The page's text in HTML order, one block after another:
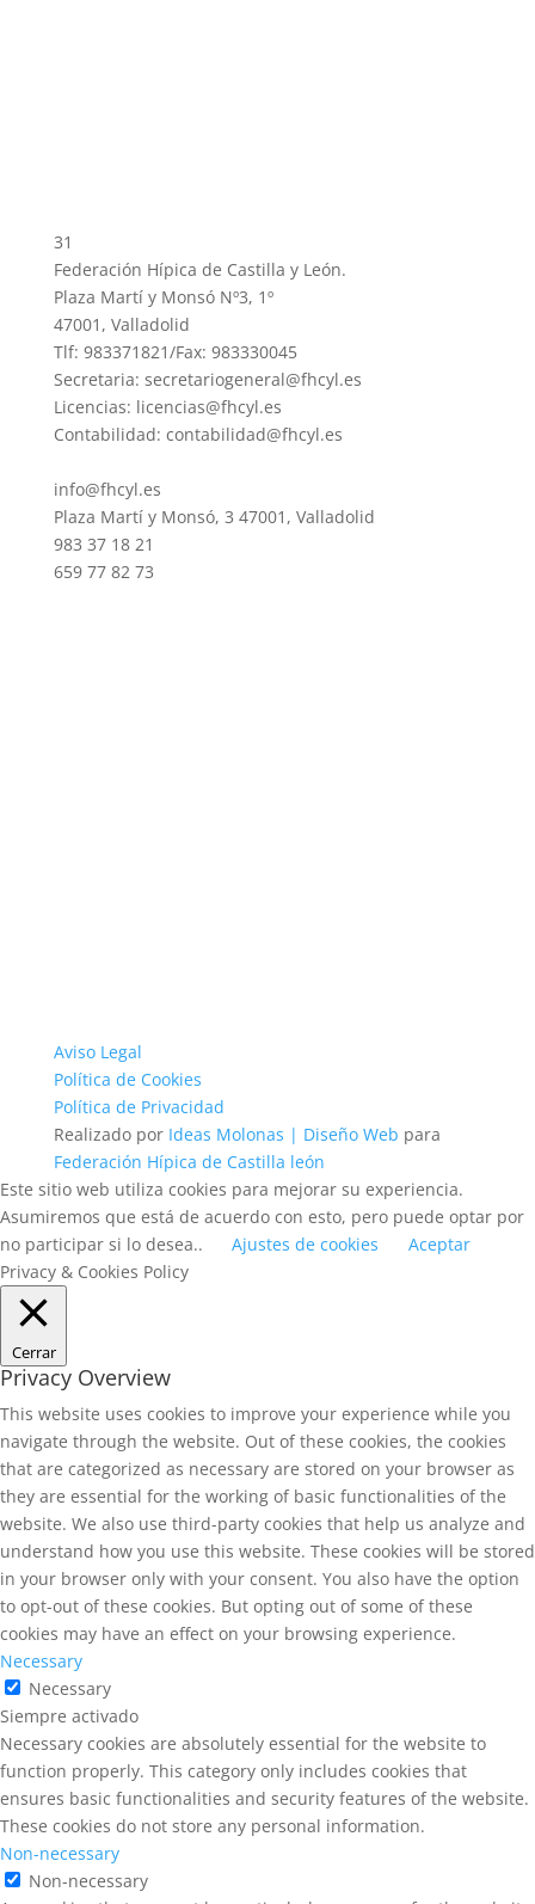
31
Federación Hípica de Castilla y León.
Plaza Martí y Monsó Nº3, 1º
47001, Valladolid
Tlf: 983371821/Fax: 983330045
Secretaria: secretariogeneral@fhcyl.es
Licencias: licencias@fhcyl.es
Contabilidad: contabilidad@fhcyl.es
info@fhcyl.es
Plaza Martí y Monsó, 3 47001, Valladolid
983 37 18 21
659 77 82 73
Aviso Legal
Política de Cookies
Política de Privacidad
Realizado por Ideas Molonas | Diseño Web para
Federación Hípica de Castilla león
Este sitio web utiliza cookies para mejorar su experiencia.
Asumiremos que está de acuerdo con esto, pero puede optar por
no participar si lo desea..
Ajustes de cookies
Aceptar
Privacy & Cookies Policy
Cerrar
Privacy Overview
This website uses cookies to improve your experience while you
navigate through the website. Out of these cookies, the cookies
that are categorized as necessary are stored on your browser as
they are essential for the working of basic functionalities of the
website. We also use third-party cookies that help us analyze and
understand how you use this website. These cookies will be stored
in your browser only with your consent. You also have the option
to opt-out of these cookies. But opting out of some of these
cookies may have an effect on your browsing experience.
Necessary
Necessary
Siempre activado
Necessary cookies are absolutely essential for the website to
function properly. This category only includes cookies that
ensures basic functionalities and security features of the website.
These cookies do not store any personal information.
Non-necessary
Non-necessary